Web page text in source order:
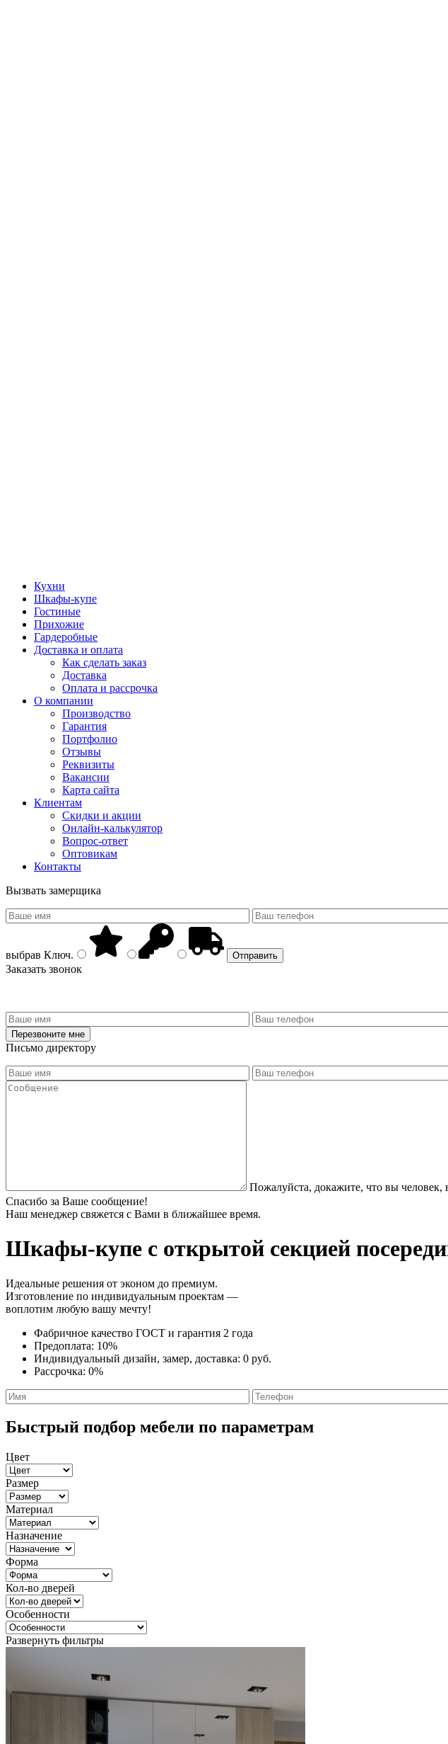
Кухни
Шкафы-купе
Гостиные
Прихожие
Гардеробные
Доставка и оплата
Как сделать заказ
Доставка
Оплата и рассрочка
О компании
Производство
Гарантия
Портфолио
Отзывы
Реквизиты
Вакансии
Карта сайта
Клиентам
Скидки и акции
Онлайн-калькулятор
Вопрос-ответ
Оптовикам
Контакты
Вызвать замерщика
выбрав Ключ.
Заказать звонок
Письмо директору
Пожалуйста, докажите, что вы человек,
Спасибо за Ваше сообщение!
Наш менеджер свяжется с Вами в ближайшее время.
Шкафы-купе с открытой секцией
Идеальные решения от эконом до премиум.
Изготовление по индивидуальным проектам —
воплотим любую вашу мечту!
Фабричное качество ГОСТ и гарантия 2 года
Предоплата: 10%
Индивидуальный дизайн, замер, доставка: 0 руб.
Рассрочка: 0%
Быстрый подбор мебели по параметрам
Цвет
Размер
Материал
Назначение
Форма
Кол-во дверей
Особенности
Развернуть фильтры